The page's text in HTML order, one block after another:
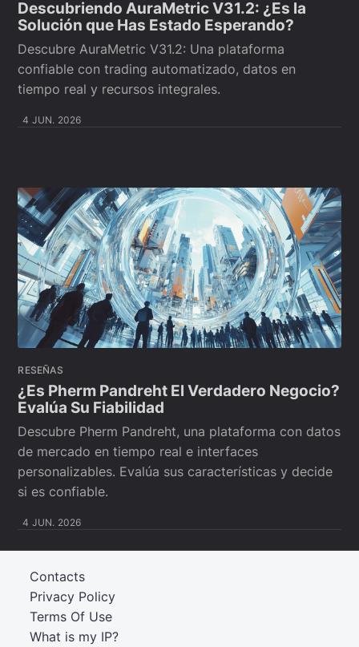
Descubriendo AuraMetric V31.2: ¿Es la
Solución que Has Estado Esperando?
Descubre AuraMetric V31.2: Una plataforma
confiable con trading automatizado, datos en
tiempo real y recursos integrales.
4 JUN. 2026
RESEÑAS
¿Es Pherm Pandreht El Verdadero Negocio?
Evalúa Su Fiabilidad
Descubre Pherm Pandreht, una plataforma con datos
de mercado en tiempo real e interfaces
personalizables. Evalúa sus características y decide
si es confiable.
4 JUN. 2026
What is my IP?
Terms Of Use
Privacy Policy
Contacts